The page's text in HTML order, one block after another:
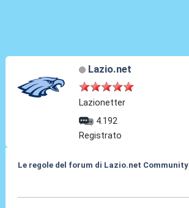
Lazio.net
Lazionetter
4.192
Registrato
Le regole del forum di Lazio.net Community